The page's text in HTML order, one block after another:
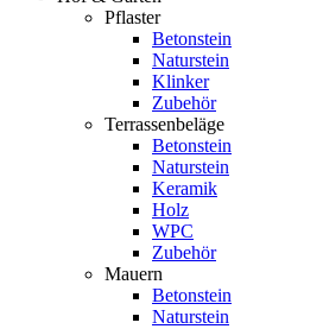
Pflaster
Betonstein
Naturstein
Klinker
Zubehör
Terrassenbeläge
Betonstein
Naturstein
Keramik
Holz
WPC
Zubehör
Mauern
Betonstein
Naturstein